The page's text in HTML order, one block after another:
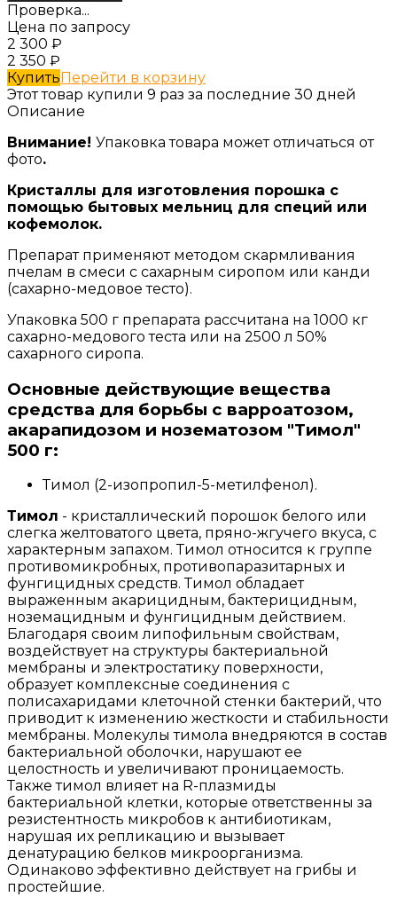
Проверка...
Цена по запросу
2 300 ₽
2 350 ₽
КупитьПерейти в корзину
Этот товар купили 9 раз за последние 30 дней
Описание
Внимание! Упаковка товара может отличаться от
фото.
Кристаллы для изготовления порошка с
помощью бытовых мельниц для специй или
кофемолок.
Препарат применяют методом скармливания
пчелам в смеси с сахарным сиропом или канди
(сахарно-медовое тесто).
Упаковка 500 г препарата рассчитана на 1000 кг
сахарно-медового теста или на 2500 л 50%
сахарного сиропа.
Основные действующие вещества
средства для борьбы с варроатозом,
акарапидозом и нозематозом "Тимол"
500 г:
Тимол (2-изопропил-5-метилфенол).
Тимол - кристаллический порошок белого или
слегка желтоватого цвета, пряно-жгучего вкуса, с
характерным запахом. Тимол относится к группе
противомикробных, противопаразитарных и
фунгицидных средств. Тимол обладает
выраженным акарицидным, бактерицидным,
ноземацидным и фунгицидным действием.
Благодаря своим липофильным свойствам,
воздействует на структуры бактериальной
мембраны и электростатику поверхности,
образует комплексные соединения с
полисахаридами клеточной стенки бактерий, что
приводит к изменению жесткости и стабильности
мембраны. Молекулы тимола внедряются в состав
бактериальной оболочки, нарушают ее
целостность и увеличивают проницаемость.
Также тимол влияет на R-плазмиды
бактериальной клетки, которые ответственны за
резистентность микробов к антибиотикам,
нарушая их репликацию и вызывает
денатурацию белков микроорганизма.
Одинаково эффективно действует на грибы и
простейшие.